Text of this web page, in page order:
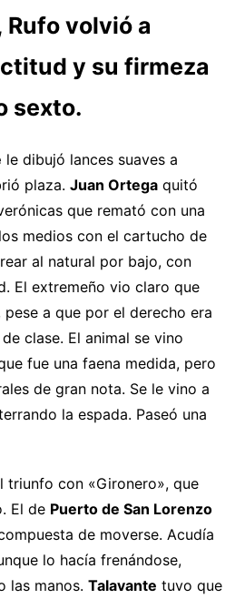
Rufo volvió a
y su firmeza
sexto.
le dibujó lances suaves a
plaza. Juan Ortegaquitó
que remató con una
medios con el cartucho de
al natural por bajo, con
El extremeño vio claro que
a que por el derecho era
clase. El animal se vino
fue una faena medida, pero
de gran nota. Se le vino a
la espada. Paseó una
triunfo con «Gironero», que
El de Puerto de San Lorenzo
de moverse. Acudía
lo hacía frenándose,
las manos. Talavante tuvo que